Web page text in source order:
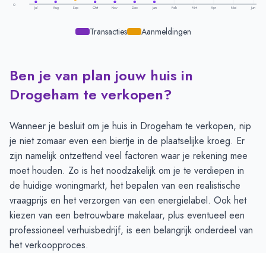
0
Jul Aug Sep Okt Nov Dec Jan Feb Mrt Apr Mei Jun
Transacties Aanmeldingen
Transacties en aanmeldingen per maand - Drogeham
Maand
Transacties
Aanmeldingen
Juli
1
-
September
-
2
Oktober
1
3
November
1
3
December
1
Januari
1
3
Februari
4
3
Maart
4
3
April
5
Ben je van plan jouw huis in
Drogeham te verkopen?
Wanneer je besluit om je huis in Drogeham te verkopen, nip
je niet zomaar even een biertje in de plaatselijke kroeg. Er
zijn namelijk ontzettend veel factoren waar je rekening mee
moet houden. Zo is het noodzakelijk om je te verdiepen in
de huidige woningmarkt, het bepalen van een realistische
vraagprijs en het verzorgen van een energielabel. Ook het
kiezen van een betrouwbare makelaar, plus eventueel een
professioneel verhuisbedrijf, is een belangrijk onderdeel van
het verkoopproces.